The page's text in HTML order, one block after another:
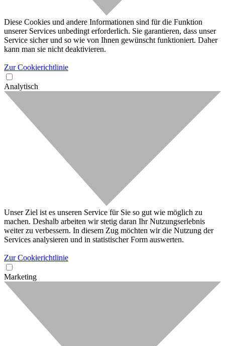
Diese Cookies und andere Informationen sind für die Funktion
unserer Services unbedingt erforderlich. Sie garantieren, dass unser
Service sicher und so wie von Ihnen gewünscht funktioniert. Daher
kann man sie nicht deaktivieren.
Zur Cookierichtlinie
Analytisch
Unser Ziel ist es unseren Service für Sie so gut wie möglich zu
machen. Deshalb arbeiten wir stetig daran Ihr Nutzungserlebnis
weiter zu verbessern. In diesem Zug möchten wir die Nutzung der
Services analysieren und in statistischer Form auswerten.
Zur Cookierichtlinie
Marketing